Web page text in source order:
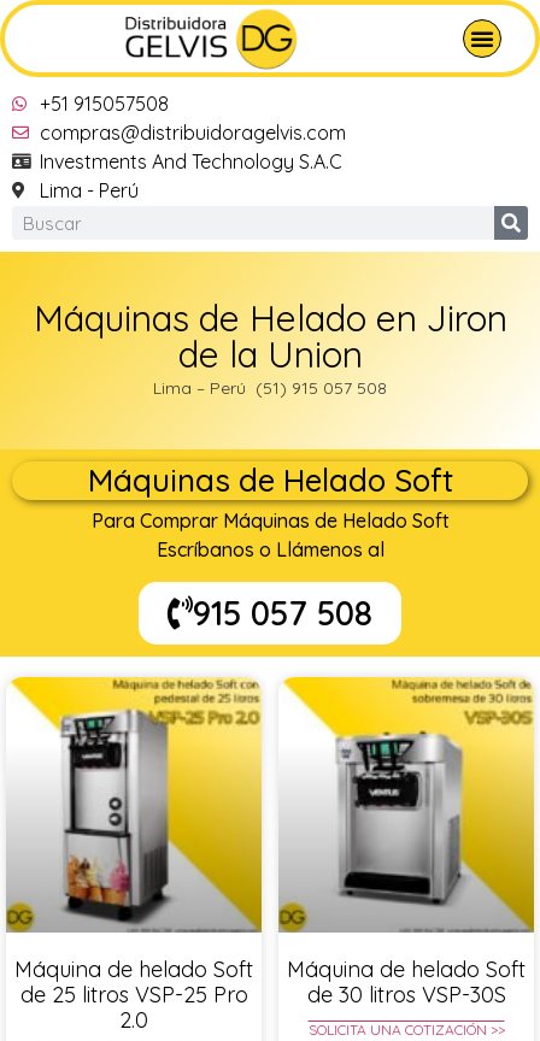
+51 915057508
compras@distribuidoragelvis.com
Investments And Technology S.A.C
Lima - Perú
Máquinas de Helado en Jiron
de la Union
Lima – Perú (51) 915 057 508
Máquinas de Helado Soft
Para Comprar Máquinas de Helado Soft
Escríbanos o Llámenos al
915 057 508
Máquina de helado Soft
de 25 litros VSP-25 Pro
2.0
Máquina de helado Soft
de 30 litros VSP-30S
SOLICITA UNA COTIZACIÓN >>